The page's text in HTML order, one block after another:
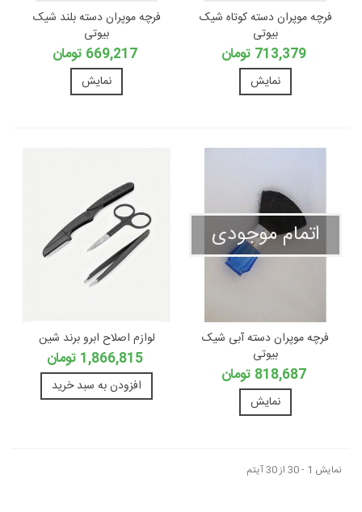
فرچه موپران دسته کوتاه شیک
بیوتی
713,379 تومان
نمایش
فرچه موپران دسته بلند شیک
بیوتی
669,217 تومان
نمایش
اتمام موجودی
فرچه موپران دسته آبی شیک
بیوتی
818,687 تومان
نمایش
لوازم اصلاح ابرو برند شین
1,866,815 تومان
افزودن به سبد خرید
نمایش 1 - 30 از 30 آیتم